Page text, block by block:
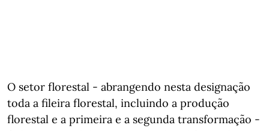
O setor florestal - abrangendo nesta designação
toda a fileira florestal, incluindo a produção
florestal e a primeira e a segunda transformação -